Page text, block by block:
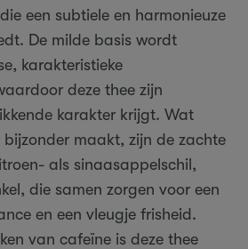
een subtiele en harmonieuze
De milde basis wordt
karakteristieke
deze thee zijn
karakter krijgt. Wat
maakt, zijn de zachte
als sinaasappelschil,
die samen zorgen voor een
en een vleugje frisheid.
van cafeïne is deze thee